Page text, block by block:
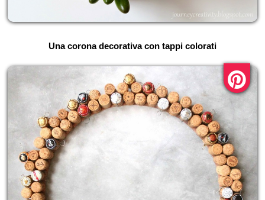
Una corona decorativa con tappi colorati